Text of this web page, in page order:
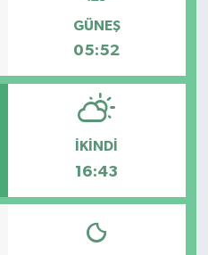
GÜNEŞ
05:52
İKINDI
16:43